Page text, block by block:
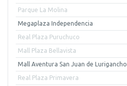
Parque La Molina
Megaplaza Independencia
Real Plaza Puruchuco
Mall Plaza Bellavista
Mall Aventura San Juan de Lurigancho
Real Plaza Primavera